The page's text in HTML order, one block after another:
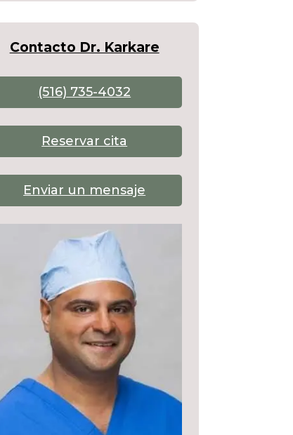
Contacto Dr. Karkare
(516) 735-4032
Reservar cita
Enviar un mensaje